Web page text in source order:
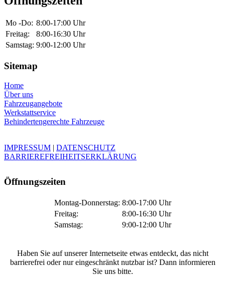
Mo -Do: 8:00-17:00 Uhr
Freitag:
8:00-16:30 Uhr
Samstag: 9:00-12:00 Uhr
Sitemap
Home
Über uns
Fahrzeugangebote
Werkstattservice
Behindertengerechte Fahrzeuge
IMPRESSUM | DATENSCHUTZ
BARRIEREFREIHEITSERKLÄRUNG
Öffnungszeiten
Montag-Donnerstag: 8:00-17:00 Uhr
Freitag:
8:00-16:30 Uhr
Samstag:
9:00-12:00 Uhr
Haben Sie auf unserer Internetseite etwas entdeckt, das nicht
barrierefrei oder nur eingeschränkt nutzbar ist? Dann informieren
Sie uns bitte.